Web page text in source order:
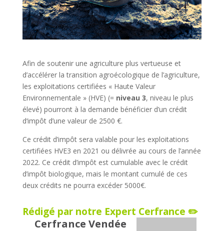
Afin de soutenir une agriculture plus vertueuse et
d’accélérer la transition agroécologique de l’agriculture,
les exploitations certifiées « Haute Valeur
Environnementale » (HVE) (= niveau 3, niveau le plus
élevé) pourront à la demande bénéficier d’un crédit
d‘impôt d’une valeur de 2500 €.
Ce crédit d’impôt sera valable pour les exploitations
certifiées HVE3 en 2021 ou délivrée au cours de l’année
2022. Ce crédit d’impôt est cumulable avec le crédit
d’impôt biologique, mais le montant cumulé de ces
deux crédits ne pourra excéder 5000€.
Rédigé par notre Expert Cerfrance ✏️
Cerfrance Vendée